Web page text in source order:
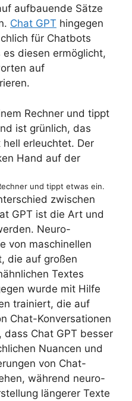
aufbauende Sätze
Chat GPT hingegen
für Chatbots
diesen ermöglicht,
auf
und tippt etwas ein.
zwischen
GPT ist die Art und
Neuro-
von maschinellen
die auf großen
Textes
wurde mit Hilfe
trainiert, die auf
Chat-Konversationen
Chat GPT besser
Nuancen und
von Chat-
während neuro-
längerer Texte